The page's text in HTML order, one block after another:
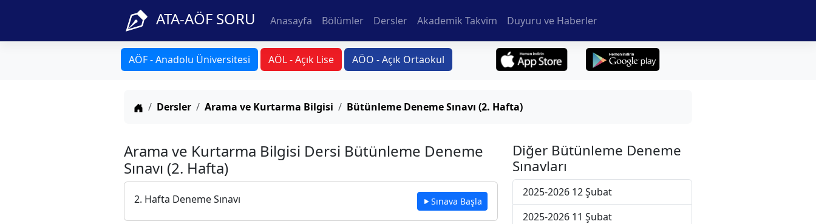
ATA-AÖF SORU Anasayfa Bölümler Dersler Akademik Takvim Duyuru ve Haberler
AÖF - Anadolu Üniversitesi AÖL - Açık Lise AÖO - Açık Ortaokul
Anasayfa
Dersler Arama ve Kurtarma Bilgisi Bütünleme Deneme Sınavı (2. Hafta)
Arama ve Kurtarma Bilgisi Dersi Bütünleme Deneme
Sınavı (2. Hafta)
2. Hafta Deneme Sınavı Sınava Başla
Diğer Bütünleme Deneme
Sınavları
2025-2026 12 Şubat
2025-2026 11 Şubat